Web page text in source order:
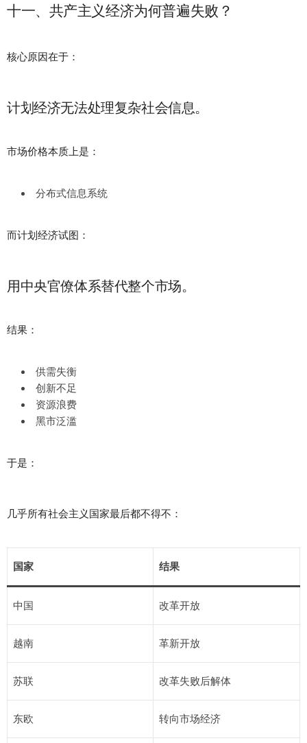
十一、共产主义经济为何普遍失败？
核心原因在于：
计划经济无法处理复杂社会信息。
市场价格本质上是：
分布式信息系统
而计划经济试图：
用中央官僚体系替代整个市场。
结果：
供需失衡
创新不足
资源浪费
黑市泛滥
于是：
几乎所有社会主义国家最后都不得不：
国家 结果
中国 改革开放
越南 革新开放
苏联 改革失败后解体
东欧 转向市场经济